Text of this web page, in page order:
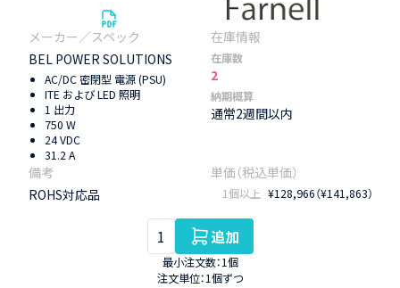
BEL POWER SOLUTIONS
AC/DC 密閉型 電源 (PSU)
ITE および LED 照明
1 出力
750 W
24 VDC
31.2 A
在庫数
2
納期概算
通常2週間以内
ROHS対応品 1個以上 ¥128,966（¥141,863）
追加
最小注文数：1個
注文単位：1個ずつ